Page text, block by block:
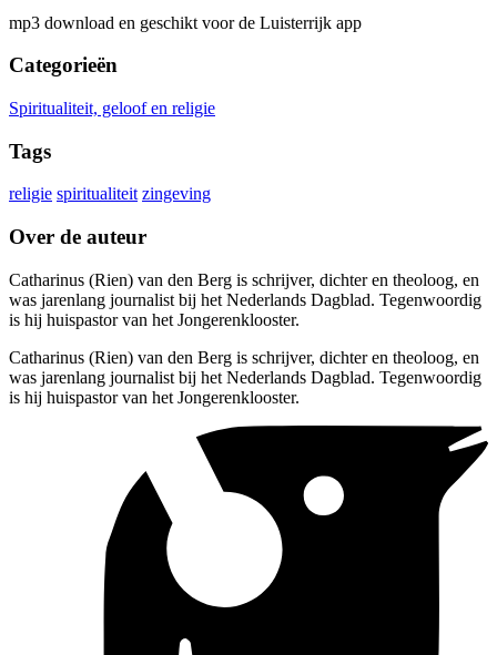
mp3 download en geschikt voor de Luisterrijk app
Categorieën
Spiritualiteit, geloof en religie
Tags
religie spiritualiteit zingeving
Over de auteur
Catharinus (Rien) van den Berg is schrijver, dichter en theoloog, en
was jarenlang journalist bij het Nederlands Dagblad. Tegenwoordig
is hij huispastor van het Jongerenklooster.
Catharinus (Rien) van den Berg is schrijver, dichter en theoloog, en
was jarenlang journalist bij het Nederlands Dagblad. Tegenwoordig
is hij huispastor van het Jongerenklooster.